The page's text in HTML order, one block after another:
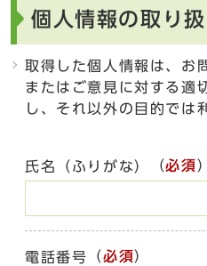
個人情報の取り
取得した個人情報は、お
またはご意見に対する適
し、それ以外の目的では
氏名（ふりがな） （必須）
電話番号 （必須）